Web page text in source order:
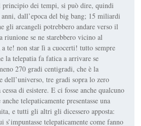
principio dei tempi, si può dire, quindi
dall’epoca del big bang; 15 miliardi
gli arcangeli potrebbero andare verso il
riunione se ne starebbero vicino al
te! non star lì a cuocerti! tutto sempre
la telepatia fa fatica a arrivare se
270 gradi centigradi, che è la
dell’universo, tre gradi sopra lo zero
di esistere. E ci fosse anche qualcuno
telepaticamente presentasse una
e tutti gli altri gli dicessero apposta:
telepaticamente come fanno